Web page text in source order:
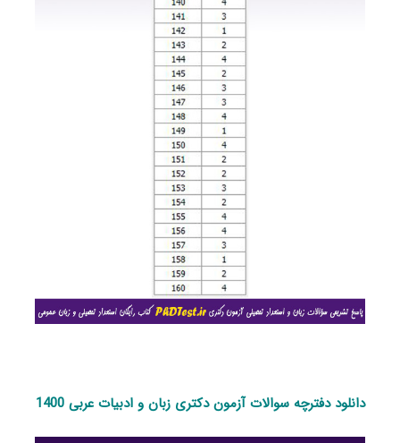
دانلود دفترچه سوالات آزمون دکتری زبان و ادبیات عربی 1400